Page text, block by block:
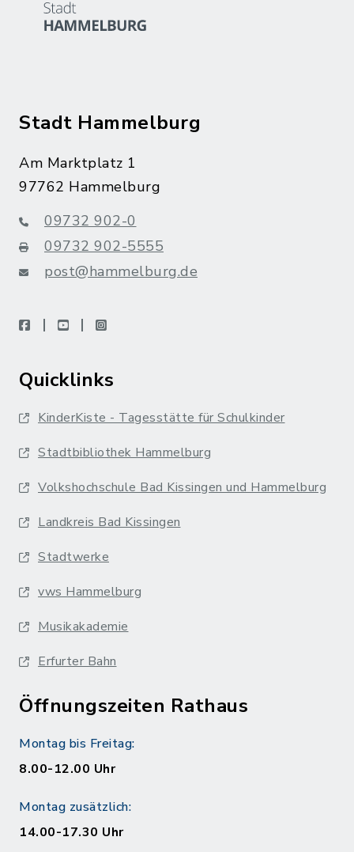
Stadt Hammelburg
Am Marktplatz 1
97762 Hammelburg
09732 902-0
09732 902-5555
post@hammelburg.de
facebookyoutubeinstagram
Quicklinks
KinderKiste - Tagesstätte für Schulkinder
Stadtbibliothek Hammelburg
Volkshochschule Bad Kissingen und Hammelburg
Landkreis Bad Kissingen
Stadtwerke
vws Hammelburg
Musikakademie
Erfurter Bahn
Öffnungszeiten Rathaus
Montag bis Freitag:
8.00-12.00 Uhr
Montag zusätzlich:
14.00-17.30 Uhr